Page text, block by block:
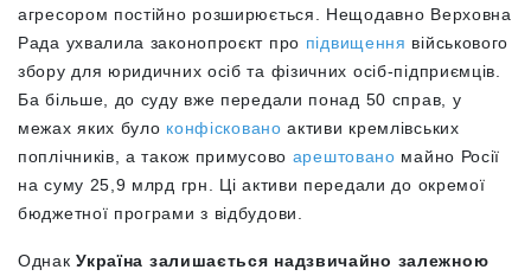
агресором постійно розширюється. Нещодавно Верховна
Рада ухвалила законопроєкт про підвищення військового
збору для юридичних осіб та фізичних осіб-підприємців.
Ба більше, до суду вже передали понад 50 справ, у
межах яких було конфісковано активи кремлівських
поплічників, а також примусово арештовано майно Росії
на суму 25,9 млрд грн. Ці активи передали до окремої
бюджетної програми з відбудови.
Однак Україна залишається надзвичайно залежною